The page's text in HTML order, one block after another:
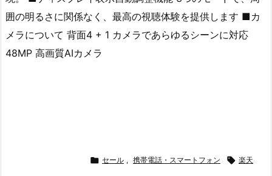
囲の明るさに関係なく、最高の視聴体験を提供します ■カ
メラについて 背面4 + 1 カメラであらゆるシーンに対応
48MP 高画質AIカメラ
 セール , 携帯電話・スマートフォン  楽天